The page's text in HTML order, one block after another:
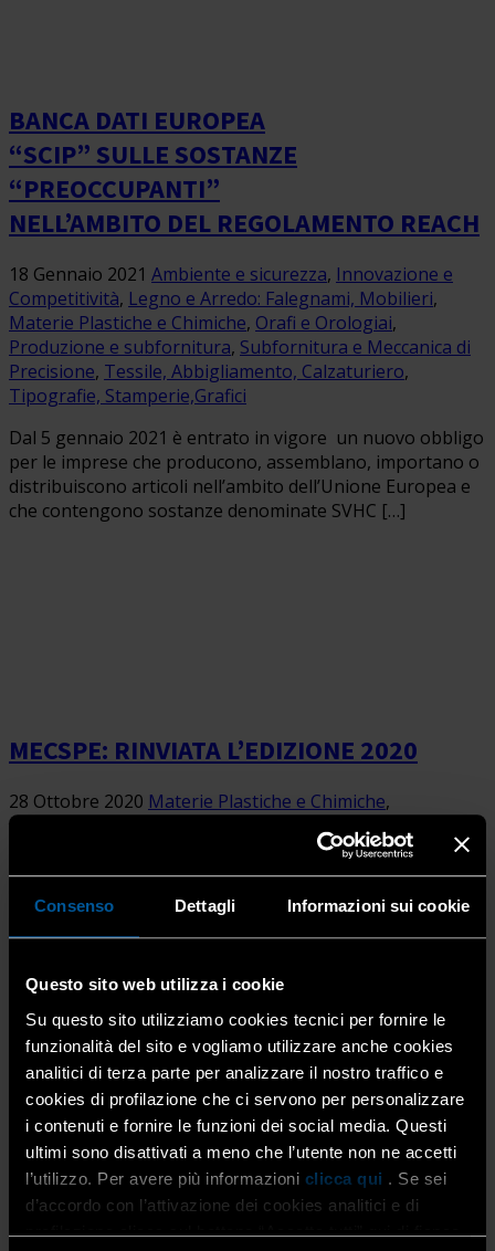
Consenso Dettagli Informazioni sui cookie
Questo sito web utilizza i cookie
Su questo sito utilizziamo cookies tecnici per fornire le
funzionalità del sito e vogliamo utilizzare anche cookies
analitici di terza parte per analizzare il nostro traffico e
cookies di profilazione che ci servono per personalizzare
i contenuti e fornire le funzioni dei social media. Questi
ultimi sono disattivati a meno che l’utente non ne accetti
l’utilizzo. Per avere più informazioni clicca qui . Se sei
d’accordo con l’attivazione dei cookies analitici e di
profilazione clicca sul bottone “Accetta tutti” qui di fianco.
BANCA DATI EUROPEA
“SCIP” SULLE SOSTANZE
“PREOCCUPANTI”
NELL’AMBITO DEL REGOLAMENTO REACH
18 Gennaio 2021 Ambiente e sicurezza, Innovazione e
Competitività, Legno e Arredo: Falegnami, Mobilieri,
Materie Plastiche e Chimiche, Orafi e Orologiai,
Produzione e subfornitura, Subfornitura e Meccanica di
Precisione, Tessile, Abbigliamento, Calzaturiero,
Tipografie, Stamperie,Grafici
Dal 5 gennaio 2021 è entrato in vigore un nuovo obbligo
per le imprese che producono, assemblano, importano o
distribuiscono articoli nell’ambito dell’Unione Europea e
che contengono sostanze denominate SVHC […]
MECSPE: RINVIATA L’EDIZIONE 2020
28 Ottobre 2020 Materie Plastiche e Chimiche,
Produzione e subfornitura
Subfornitura e Meccanica di
DPCM dello scorso sabato è piombato come un fulmine a
ciel sereno su MECSPE, l’importante manifestazione della
GOMMA VULCANIZZATA E ALCUNE NORME
UNI CHE NE REGOLAMENTANO LE